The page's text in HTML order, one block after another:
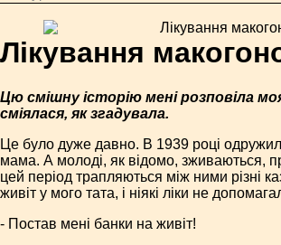
Лікування
Цю смішну історію мені розповіла
сміялася, як згадувала.
Це було дуже давно. В 1939 році
мама. А молоді, як відомо, зживаються,
цей період трапляються між ними різні
живіт у мого тата, і ніякі ліки не
- Постав мені банки на живіт!